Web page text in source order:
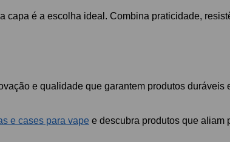
é a escolha ideal. Combina praticidade,
e qualidade que garantem produtos duráveis
e cases para vape e descubra produtos que aliam